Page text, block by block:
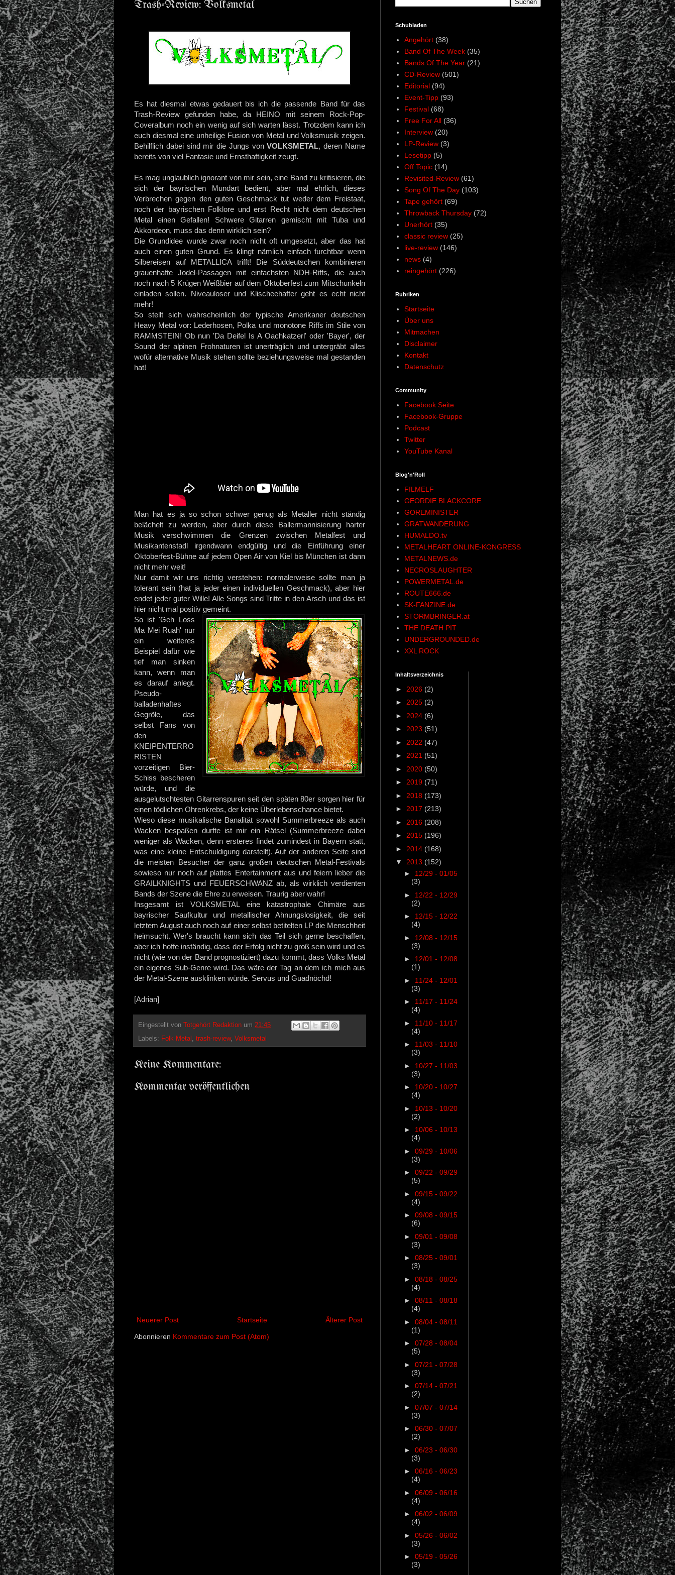
Trash-Review: Volksmetal
Es hat diesmal etwas gedauert bis ich die passende Band für das
Trash-Review gefunden habe, da HEINO mit seinem Rock-Pop-
Coveralbum noch ein wenig auf sich warten lässt. Trotzdem kann ich
euch diesmal eine unheilige Fusion von Metal und Volksmusik zeigen.
Behilflich dabei sind mir die Jungs vonVOLKSMETAL, deren Name
bereits von viel Fantasie und Ernsthaftigkeit zeugt.
Es mag unglaublich ignorant von mir sein, eine Band zu kritisieren, die
sich der bayrischen Mundart bedient, aber mal ehrlich, dieses
Verbrechen gegen den guten Geschmack tut weder dem Freistaat,
noch der bayrischen Folklore und erst Recht nicht dem deutschen
Metal einen Gefallen! Schwere Gitarren gemischt mit Tuba und
Akkordeon, muss das denn wirklich sein?
Die Grundidee wurde zwar noch nicht oft umgesetzt, aber das hat
auch einen guten Grund. Es klingt nämlich einfach furchtbar wenn
Silbereisen auf METALLICA trifft! Die Süddeutschen kombinieren
grauenhafte Jodel-Passagen mit einfachsten NDH-Riffs, die auch
noch nach 5 Krügen Weißbier auf dem Oktoberfest zum Mitschunkeln
einladen sollen. Niveauloser und Klischeehafter geht es echt nicht
mehr!
So stellt sich wahrscheinlich der typische Amerikaner deutschen
Heavy Metal vor: Lederhosen, Polka und monotone Riffs im Stile von
RAMMSTEIN! Ob nun 'Da Deifel Is A Oachkatzerl' oder 'Bayer', der
Sound der alpinen Frohnaturen ist unerträglich und untergräbt alles
wofür alternative Musik stehen sollte beziehungsweise mal gestanden
hat!
Man hat es ja so schon schwer genug als Metaller nicht ständig
belächelt zu werden, aber durch diese Ballermannisierung harter
Musik verschwimmen die Grenzen zwischen Metalfest und
Musikantenstadl irgendwann endgültig und die Einführung einer
Oktoberfest-Bühne auf jedem Open Air von Kiel bis München ist dann
nicht mehr weit!
Nur damit wir uns richtig verstehen: normalerweise sollte man ja
tolerant sein (hat ja jeder einen individuellen Geschmack), aber hier
endet jeder guter Wille! Alle Songs sind Tritte in den Arsch und das ist
hier nicht mal positiv gemeint.
So ist 'Geh Loss
Ma Mei Ruah' nur
ein weiteres
Beispiel dafür wie
tief man sinken
kann, wenn man
es darauf anlegt.
Pseudo-
balladenhaftes
Gegröle, das
selbst Fans von
den
KNEIPENTERRO
RISTEN
vorzeitigen Bier-
Schiss bescheren
würde, und die
ausgelutschtesten Gitarrenspuren seit den späten 80er sorgen hier für
einen tödlichen Ohrenkrebs, der keine Überlebenschance bietet.
Wieso diese musikalische Banalität sowohl Summerbreeze als auch
Wacken bespaßen durfte ist mir ein Rätsel (Summerbreeze dabei
weniger als Wacken, denn ersteres findet zumindest in Bayern statt,
was eine kleine Entschuldigung darstellt). Auf der anderen Seite sind
die meisten Besucher der ganz großen deutschen Metal-Festivals
sowieso nur noch auf plattes Entertainment aus und feiern lieber die
GRAILKNIGHTS und FEUERSCHWANZ ab, als wirklich verdienten
Bands der Szene die Ehre zu erweisen. Traurig aber wahr!
Insgesamt ist VOLKSMETAL eine katastrophale Chimäre aus
bayrischer Saufkultur und metallischer Ahnungslosigkeit, die seit
letztem August auch noch auf einer selbst betitelten LP die Menschheit
heimsucht. Wer's braucht kann sich das Teil sich gerne beschaffen,
aber ich hoffe inständig, dass der Erfolg nicht zu groß sein wird und es
nicht (wie von der Band prognostiziert) dazu kommt, dass Volks Metal
ein eigenes Sub-Genre wird. Das wäre der Tag an dem ich mich aus
der Metal-Szene ausklinken würde. Servus und Guadnöchd!
[Adrian]
Eingestellt von Totgehört Redaktion um 21:45
Labels: Folk Metal trash-review, Volksmetal
Keine Kommentare:
Kommentar veröffentlichen
Neuerer Post Älterer Post
Startseite
Abonnieren Kommentare zum Post (Atom)
Schubladen
Angehört (38)
Band Of The Week (35)
Bands Of The Year (21)
CD-Review (501)
Editorial (94)
Event-Tipp (93)
Festival (68)
Free For All (36)
Interview (20)
LP-Review (3)
Lesetipp (5)
Off Topic (14)
Revisited-Review (61)
Song Of The Day (103)
Tape gehört (69)
Throwback Thursday (72)
Unerhört (35)
classic review (25)
live-review (146)
news (4)
reingehört (226)
Rubriken
Startseite
Über uns
Mitmachen
Disclaimer
Kontakt
Datenschutz
Community
Facebook Seite
Facebook-Gruppe
Podcast
Twitter
YouTube Kanal
Blog'n'Roll
FILMELF
GEORDIE BLACKCORE
GOREMINISTER
GRATWANDERUNG
HUMALDO.tv
METALHEART ONLINE-KONGRESS
METALNEWS.de
NECROSLAUGHTER
POWERMETAL.de
ROUTE666.de
SK-FANZINE.de
STORMBRINGER.at
THE DEATH PIT
UNDERGROUNDED.de
XXL ROCK
Inhaltsverzeichnis
► 2026 (2)
► 2025 (2)
► 2024 (6)
► 2023 (51)
► 2022 (47)
► 2021 (51)
► 2020 (50)
► 2019 (71)
► 2018 (173)
► 2017 (213)
► 2016 (208)
► 2015 (196)
► 2014 (168)
▼ 2013 (152)
► 12/29 - 01/05
(3)
► 12/22 - 12/29
(2)
► 12/15 - 12/22
(4)
► 12/08 - 12/15
(3)
► 12/01 - 12/08
(1)
► 11/24 - 12/01
(3)
► 11/17 - 11/24
(4)
► 11/10 - 11/17
(4)
► 11/03 - 11/10
(3)
► 10/27 - 11/03
(3)
► 10/20 - 10/27
(4)
► 10/13 - 10/20
(2)
► 10/06 - 10/13
(4)
► 09/29 - 10/06
(3)
► 09/22 - 09/29
(5)
► 09/15 - 09/22
(4)
► 09/08 - 09/15
(6)
► 09/01 - 09/08
(3)
► 08/25 - 09/01
(3)
► 08/18 - 08/25
(4)
► 08/11 - 08/18
(4)
► 08/04 - 08/11
(1)
► 07/28 - 08/04
(5)
► 07/21 - 07/28
(3)
► 07/14 - 07/21
(2)
► 07/07 - 07/14
(3)
► 06/30 - 07/07
(2)
► 06/23 - 06/30
(3)
► 06/16 - 06/23
(4)
► 06/09 - 06/16
(4)
► 06/02 - 06/09
(4)
► 05/26 - 06/02
(3)
► 05/19 - 05/26
(3)